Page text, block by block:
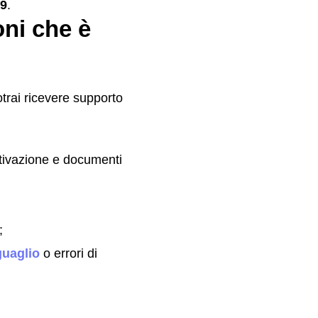
.
che è
ricevere supporto
e documenti
o errori di